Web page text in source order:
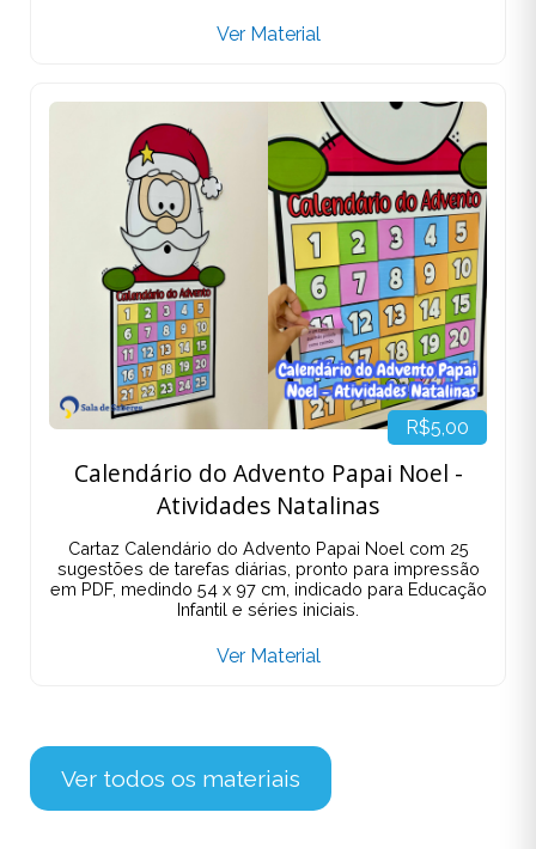
Ver Material
R$5,00
Calendário do Advento Papai Noel -
Atividades Natalinas
Cartaz Calendário do Advento Papai Noel com 25
sugestões de tarefas diárias, pronto para impressão
em PDF, medindo 54 x 97 cm, indicado para Educação
Infantil e séries iniciais.
Ver Material
Ver todos os materiais